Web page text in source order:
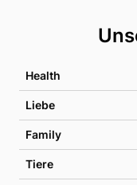
Health
Liebe
Family
Tiere